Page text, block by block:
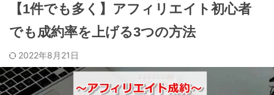
【1件でも多く】アフィリエイト初心者
でも成約率を上げる3つの方法
2022年8月21日